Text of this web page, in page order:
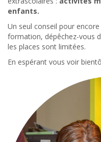
enfants.
Un seul conseil pour
formation, dépêchez-vous
les places sont limitées.
En espérant vous voir